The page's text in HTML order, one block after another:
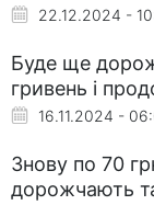
22.12.2024 -
Буде ще
гривень і
16.11.2024 -
Знову по 70
дорожчають